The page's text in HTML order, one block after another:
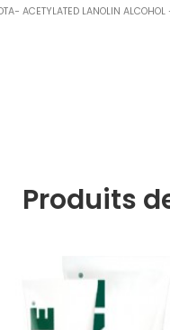
ACETYLATED LANOLIN
Produits